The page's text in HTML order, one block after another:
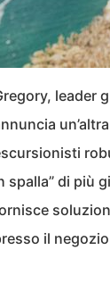
leader
spalla” di più
il